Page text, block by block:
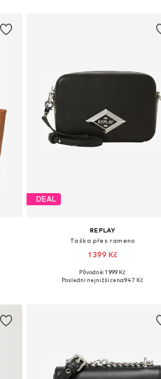
DEAL
REPLAY
Taška přes rameno
1 399 Kč
Dostupné velikosti: One Size
Původně: 1 999 Kč
Poslední nejnižší cena:947 Kč